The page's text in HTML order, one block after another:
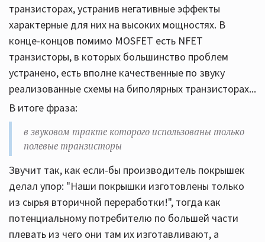
транзисторах, устранив негативные эффекты
характерные для них на высоких мощностях. В
конце-концов помимо MOSFET есть NFET
транзисторы, в которых большинство проблем
устранено, есть вполне качественные по звуку
реализованные схемы на биполярных транзисторах...
В итоге фраза:
в звуковом тракте которого использованы только
полевые транзисторы
Звучит так, как если-бы производитель покрышек
делал упор: "Наши покрышки изготовлены только
из сырья вторичной переработки!", тогда как
потенциальному потребителю по большей части
плевать из чего они там их изготавливают, а